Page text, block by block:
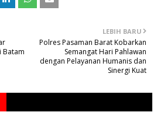
LEBIH BARU
Polres Pasaman Barat Kobarkan
Semangat Hari Pahlawan
dengan Pelayanan Humanis dan
Sinergi Kuat
Batam